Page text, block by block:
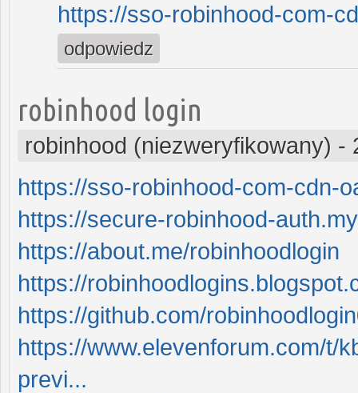
https://sso-robinhood-com-
odpowiedz
robinhood login
robinhood (niezweryfikowany) -
https://sso-robinhood-com-cdn-
https://secure-robinhood-
https://about.me/robinhoodlogin
https://
https://github.com/
https://www.elevenforum.com/t/
previ...